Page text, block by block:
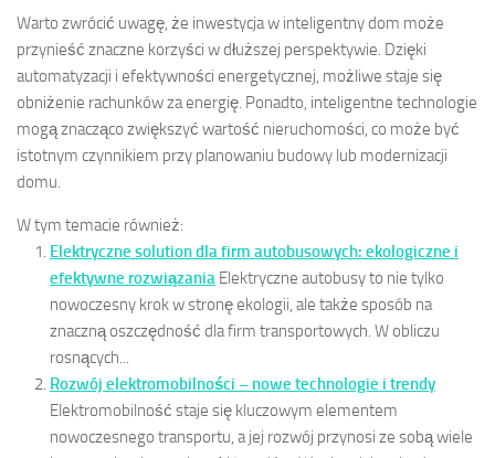
Warto zwrócić uwagę, że inwestycja w inteligentny dom może
przynieść znaczne korzyści w dłuższej perspektywie. Dzięki
automatyzacji i efektywności energetycznej, możliwe staje się
obniżenie rachunków za energię. Ponadto, inteligentne technologie
mogą znacząco zwiększyć wartość nieruchomości, co może być
istotnym czynnikiem przy planowaniu budowy lub modernizacji
domu.
W tym temacie również:
Elektryczne solution dla firm autobusowych: ekologiczne i
efektywne rozwiązania Elektryczne autobusy to nie tylko
nowoczesny krok w stronę ekologii, ale także sposób na
znaczną oszczędność dla firm transportowych. W obliczu
rosnących...
Rozwój elektromobilności – nowe technologie i trendy
Elektromobilność staje się kluczowym elementem
nowoczesnego transportu, a jej rozwój przynosi ze sobą wiele